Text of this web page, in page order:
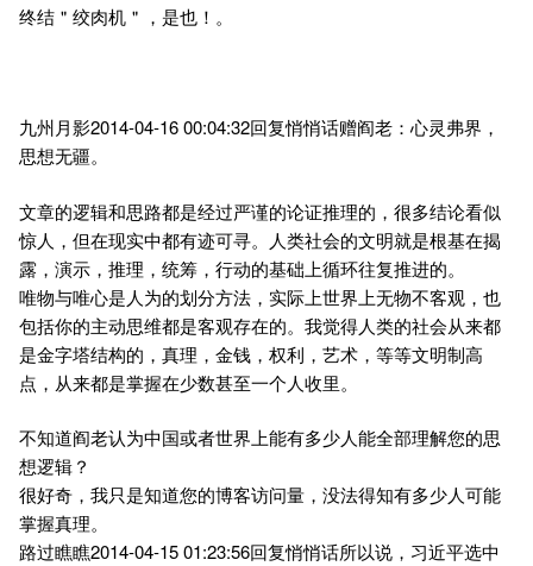
终结＂绞肉机＂，是也！。
九州月影2014-04-16 00:04:32回复悄悄话赠阎老：心灵弗界，
思想无疆。
文章的逻辑和思路都是经过严谨的论证推理的，很多结论看似
惊人，但在现实中都有迹可寻。人类社会的文明就是根基在揭
露，演示，推理，统筹，行动的基础上循环往复推进的。
唯物与唯心是人为的划分方法，实际上世界上无物不客观，也
包括你的主动思维都是客观存在的。我觉得人类的社会从来都
是金字塔结构的，真理，金钱，权利，艺术，等等文明制高
点，从来都是掌握在少数甚至一个人收里。
不知道阎老认为中国或者世界上能有多少人能全部理解您的思
想逻辑？
很好奇，我只是知道您的博客访问量，没法得知有多少人可能
掌握真理。
路过瞧瞧2014-04-15 01:23:56回复悄悄话所以说，习近平选中